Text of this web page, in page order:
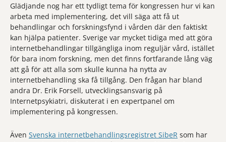
Glädjande nog har ett tydligt tema för kongressen hur vi kan
arbeta med implementering, det vill säga att få ut
behandlingar och forskningsfynd i vården där den faktiskt
kan hjälpa patienter. Sverige var mycket tidiga med att göra
internetbehandlingar tillgängliga inom reguljär vård, istället
för bara inom forskning, men det finns fortfarande lång väg
att gå för att alla som skulle kunna ha nytta av
internetbehandling ska få tillgång. Den frågan har bland
andra Dr. Erik Forsell, utvecklingsansvarig på
Internetpsykiatri, diskuterat i en expertpanel om
implementering på kongressen.
Även Svenska internetbehandlingsregistret SibeR som har